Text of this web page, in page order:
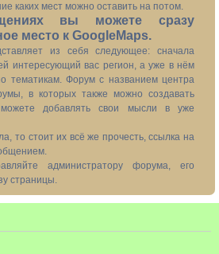
каких мест можно оставить на потом.
вы можете сразу
место к GoogleMaps.
из себя следующее: сначала
интересующий вас регион, а уже в нём
тематикам. Форум с названием центра
в которых также можно создавать
добавлять свои мысли в уже
то стоит их всё же прочесть, ссылка на
администратору форума, его
страницы.